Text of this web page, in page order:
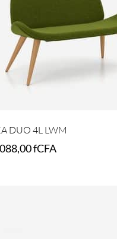
DUO 4L LWM
fCFA